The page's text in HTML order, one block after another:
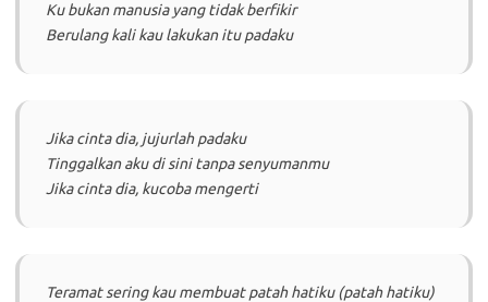
Ku bukan manusia yang tidak berfikir
Berulang kali kau lakukan itu padaku
Jika cinta dia, jujurlah padaku
Tinggalkan aku di sini tanpa senyumanmu
Jika cinta dia, kucoba mengerti
Teramat sering kau membuat patah hatiku (patah hatiku)